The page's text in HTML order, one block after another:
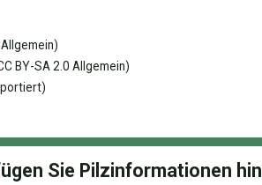
BY-SA 2.0 Allgemein)